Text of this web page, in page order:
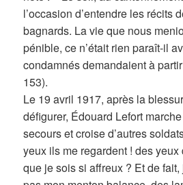
l’occasion d’entendre les récits
bagnards. La vie que nous
pénible, ce n’était rien paraît-il
condamnés demandaient à
153).
Le 19 avril 1917, après la
défigurer, Édouard Lefort
secours et croise d’autres
yeux ils me regardent ! des yeux
que je sois si affreux ? Et de